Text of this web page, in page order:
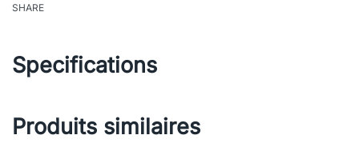
SHARE
Specifications
Produits similaires